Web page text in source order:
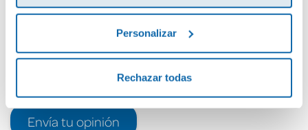
Personalizar
Rechazar todas
Envía tu opinión